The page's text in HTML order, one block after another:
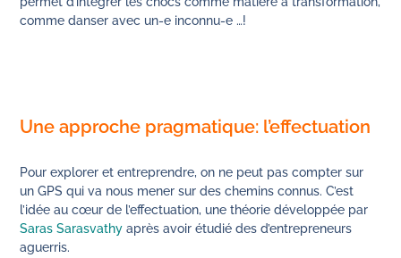
comme danser avec un-e inconnu-e …!
Une approche pragmatique: l’effectuation
Pour explorer et entreprendre, on ne peut pas compter sur
un GPS qui va nous mener sur des chemins connus. C’est
l’idée au cœur de l’effectuation, une théorie développée par
Saras Sarasvathyaprès avoir étudié des d’entrepreneurs
aguerris.